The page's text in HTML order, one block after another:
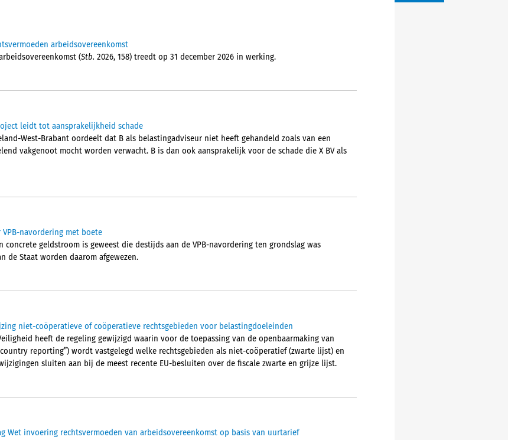
arbeidsovereenkomst
(Stb. 2026, 158) treedt op 31 december 2026 in werking.
leidt tot aansprakelijkheid schade
West-Brabant oordeelt dat B als belastingadviseur niet heeft gehandeld zoals van een
vakgenoot mocht worden verwacht. B is dan ook aansprakelijk voor de schade die X BV als
navordering met boete
concrete geldstroom is geweest die destijds aan de VPB-navordering ten grondslag was
de Staat worden daarom afgewezen.
niet-coöperatieve of coöperatieve rechtsgebieden voor belastingdoeleinden
heeft de regeling gewijzigd waarin voor de toepassing van de openbaarmaking van
reporting”) wordt vastgelegd welke rechtsgebieden als niet-coöperatief (zwarte lijst) en
sluiten aan bij de meest recente EU-besluiten over de fiscale zwarte en grijze lijst.
Wet invoering rechtsvermoeden van arbeidsovereenkomst op basis van uurtarief